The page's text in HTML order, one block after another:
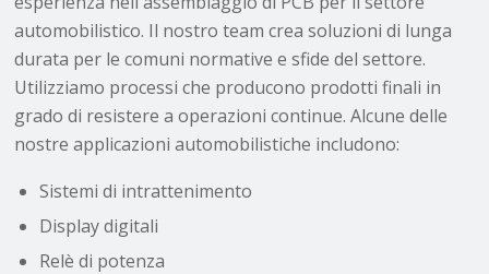
automobilistico. Il nostro team crea soluzioni di lunga
durata per le comuni normative e sfide del settore.
Utilizziamo processi che producono prodotti finali in
grado di resistere a operazioni continue. Alcune delle
nostre applicazioni automobilistiche includono:
Sistemi di intrattenimento
Display digitali
Relè di potenza